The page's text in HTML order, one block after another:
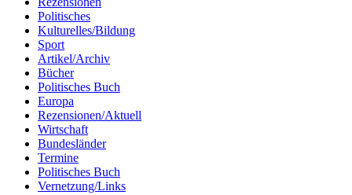
Politisches
Kulturelles/Bildung
Sport
Artikel/Archiv
Bücher
Politisches Buch
Europa
Rezensionen/Aktuell
Wirtschaft
Bundesländer
Termine
Politisches Buch
Vernetzung/Links